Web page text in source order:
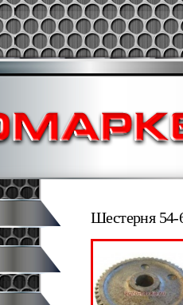
Шестерня 54-